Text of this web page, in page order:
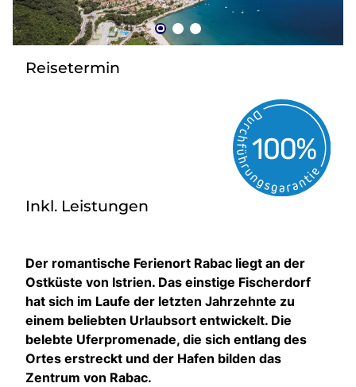
Reisetermin
Inkl. Leistungen
Der romantische Ferienort Rabac liegt an der
Ostküste von Istrien. Das einstige Fischerdorf
hat sich im Laufe der letzten Jahrzehnte zu
einem beliebten Urlaubsort entwickelt. Die
belebte Uferpromenade, die sich entlang des
Ortes erstreckt und der Hafen bilden das
Zentrum von Rabac.